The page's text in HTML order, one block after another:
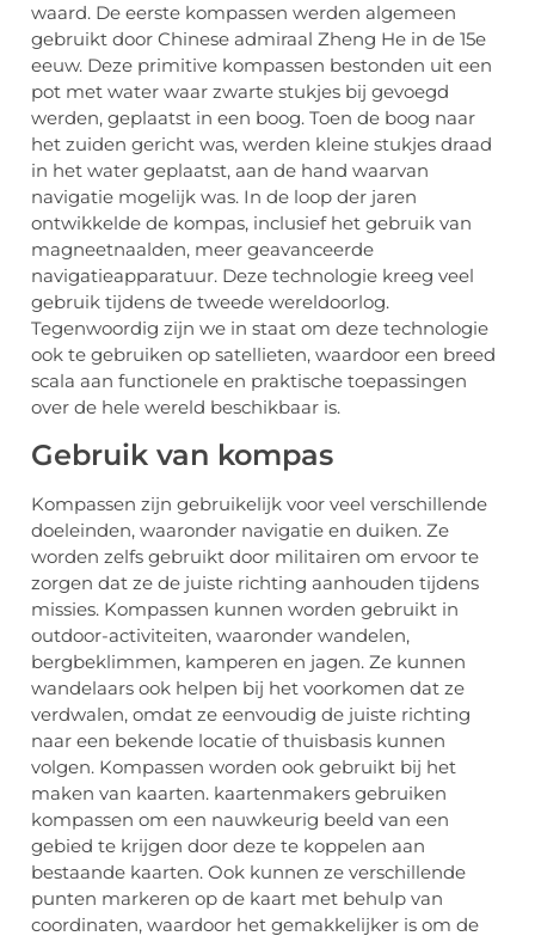
waard. De eerste kompassen werden algemeen
gebruikt door Chinese admiraal Zheng He in de 15e
eeuw. Deze primitive kompassen bestonden uit een
pot met water waar zwarte stukjes bij gevoegd
werden, geplaatst in een boog. Toen de boog naar
het zuiden gericht was, werden kleine stukjes draad
in het water geplaatst, aan de hand waarvan
navigatie mogelijk was. In de loop der jaren
ontwikkelde de kompas, inclusief het gebruik van
magneetnaalden, meer geavanceerde
navigatieapparatuur. Deze technologie kreeg veel
gebruik tijdens de tweede wereldoorlog.
Tegenwoordig zijn we in staat om deze technologie
ook te gebruiken op satellieten, waardoor een breed
scala aan functionele en praktische toepassingen
over de hele wereld beschikbaar is.
Gebruik van kompas
Kompassen zijn gebruikelijk voor veel verschillende
doeleinden, waaronder navigatie en duiken. Ze
worden zelfs gebruikt door militairen om ervoor te
zorgen dat ze de juiste richting aanhouden tijdens
missies. Kompassen kunnen worden gebruikt in
outdoor-activiteiten, waaronder wandelen,
bergbeklimmen, kamperen en jagen. Ze kunnen
wandelaars ook helpen bij het voorkomen dat ze
verdwalen, omdat ze eenvoudig de juiste richting
naar een bekende locatie of thuisbasis kunnen
volgen. Kompassen worden ook gebruikt bij het
maken van kaarten. kaartenmakers gebruiken
kompassen om een nauwkeurig beeld van een
gebied te krijgen door deze te koppelen aan
bestaande kaarten. Ook kunnen ze verschillende
punten markeren op de kaart met behulp van
coordinaten, waardoor het gemakkelijker is om de